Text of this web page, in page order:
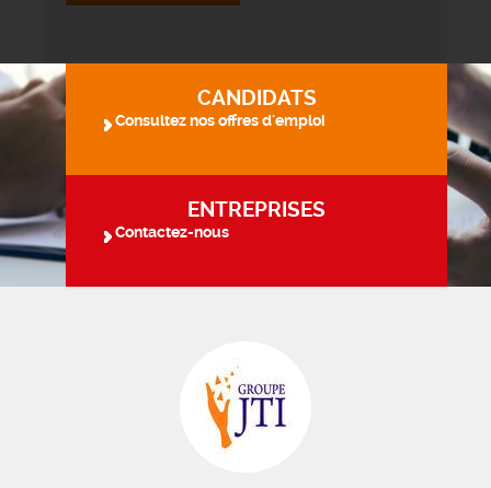
CANDIDATS
Consultez nos offres d'emploi
ENTREPRISES
Contactez-nous